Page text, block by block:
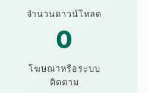
จำนวนดาวน์โหลด
0
โฆษณาหรือระบบ
ติดตาม